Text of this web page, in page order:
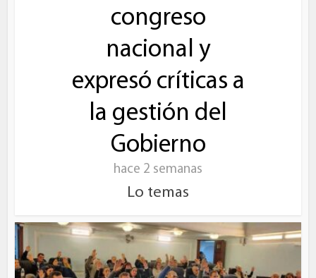
congreso
nacional y
expresó críticas a
la gestión del
Gobierno
hace 2 semanas
Lo temas